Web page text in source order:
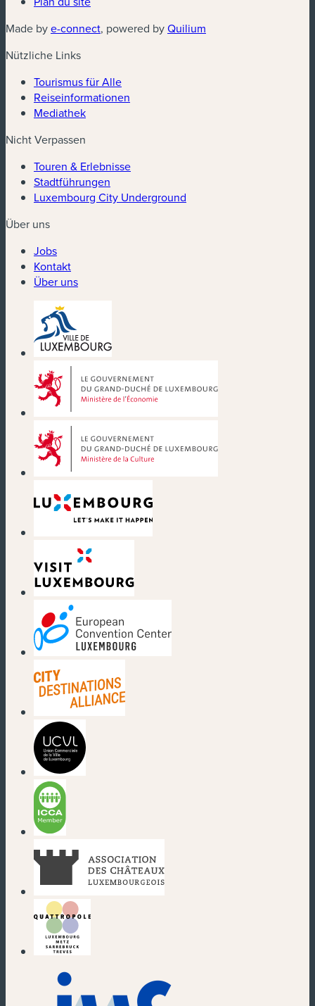
Made bye-connect(neues Fenster)
, powered byQuilium
Nützliche Links
Tourismus für Alle
Reiseinformationen
Mediathek
Nicht Verpassen
Touren & Erlebnisse
Stadtführungen
Luxembourg City Underground
Über uns
Jobs
Kontakt
Über uns